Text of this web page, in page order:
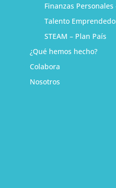
Finanzas Personales
Talento
STEAM – Plan País
¿Qué hemos hecho?
Colabora
Nosotros